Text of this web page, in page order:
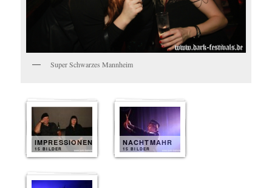
Super Schwarzes Mannheim
IMPRESSIONEN
15 BILDER
NACHTMAHR
15 BILDER